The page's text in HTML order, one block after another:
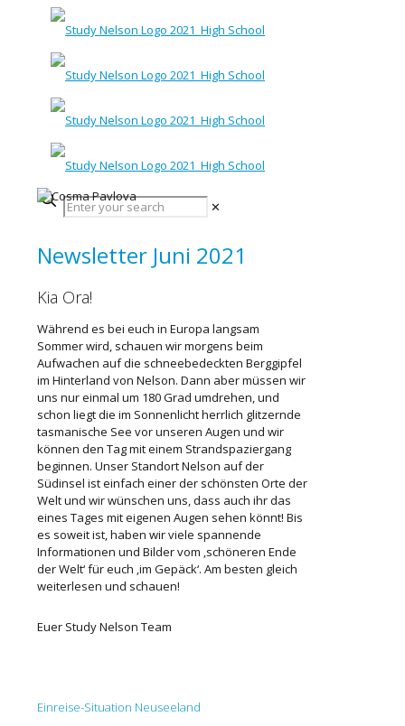
✕
Newsletter Juni 2021
Kia Ora!
Während es bei euch in Europa langsam
Sommer wird, schauen wir morgens beim
Aufwachen auf die schneebedeckten Berggipfel
im Hinterland von Nelson. Dann aber müssen wir
uns nur einmal um 180 Grad umdrehen, und
schon liegt die im Sonnenlicht herrlich glitzernde
tasmanische See vor unseren Augen und wir
können den Tag mit einem Strandspaziergang
beginnen. Unser Standort Nelson auf der
Südinsel ist einfach einer der schönsten Orte der
Welt und wir wünschen uns, dass auch ihr das
eines Tages mit eigenen Augen sehen könnt! Bis
es soweit ist, haben wir viele spannende
Informationen und Bilder vom ‚schöneren Ende
der Welt‘ für euch ‚im Gepäck‘. Am besten gleich
weiterlesen und schauen!
Euer Study Nelson Team
Einreise-Situation Neuseeland